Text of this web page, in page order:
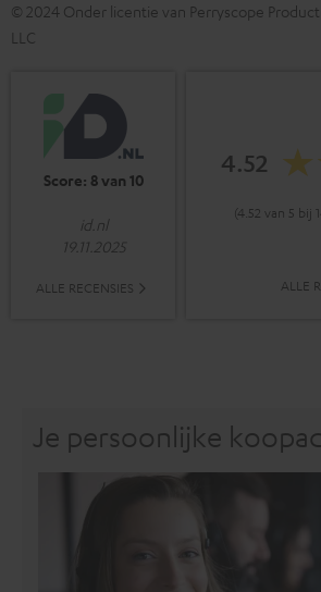
© 2024 Onder licentie van Perryscope
LLC
Score: 8 van 10
id.nl
19.11.2025
ALLE RECENSIES
4.52
(4.52 van 5 bij
ALLE
Je persoonlijke